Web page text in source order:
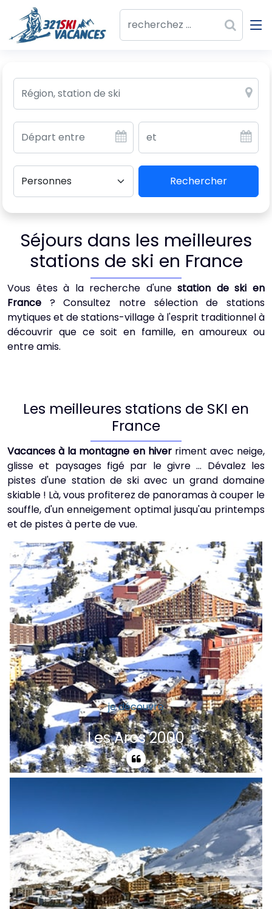
Rechercher
Séjours dans les meilleures
stations de ski en France
Vous êtes à la recherche d'unestation de ski en
France ? Consultez notre sélection de stations
mytiques et de stations-village à l'esprit traditionnel à
découvrir que ce soit en famille, en amoureux ou
entre amis.
Les meilleures stations de SKI en
France
Vacances à la montagne en hiverriment avec neige,
glisse et paysages figé par le givre ... Dévalez les
pistes d'une station de ski avec un grand domaine
skiable ! Là, vous profiterez de panoramas à couper le
souffle, d'un enneigement optimal jusqu'au printemps
et de pistes à perte de vue.
Les Arcs 2000
panoramas ouverts et son
ensoleillement exceptionnel, audacieuse
par toutes ses possibilités de glisse.
je découvre